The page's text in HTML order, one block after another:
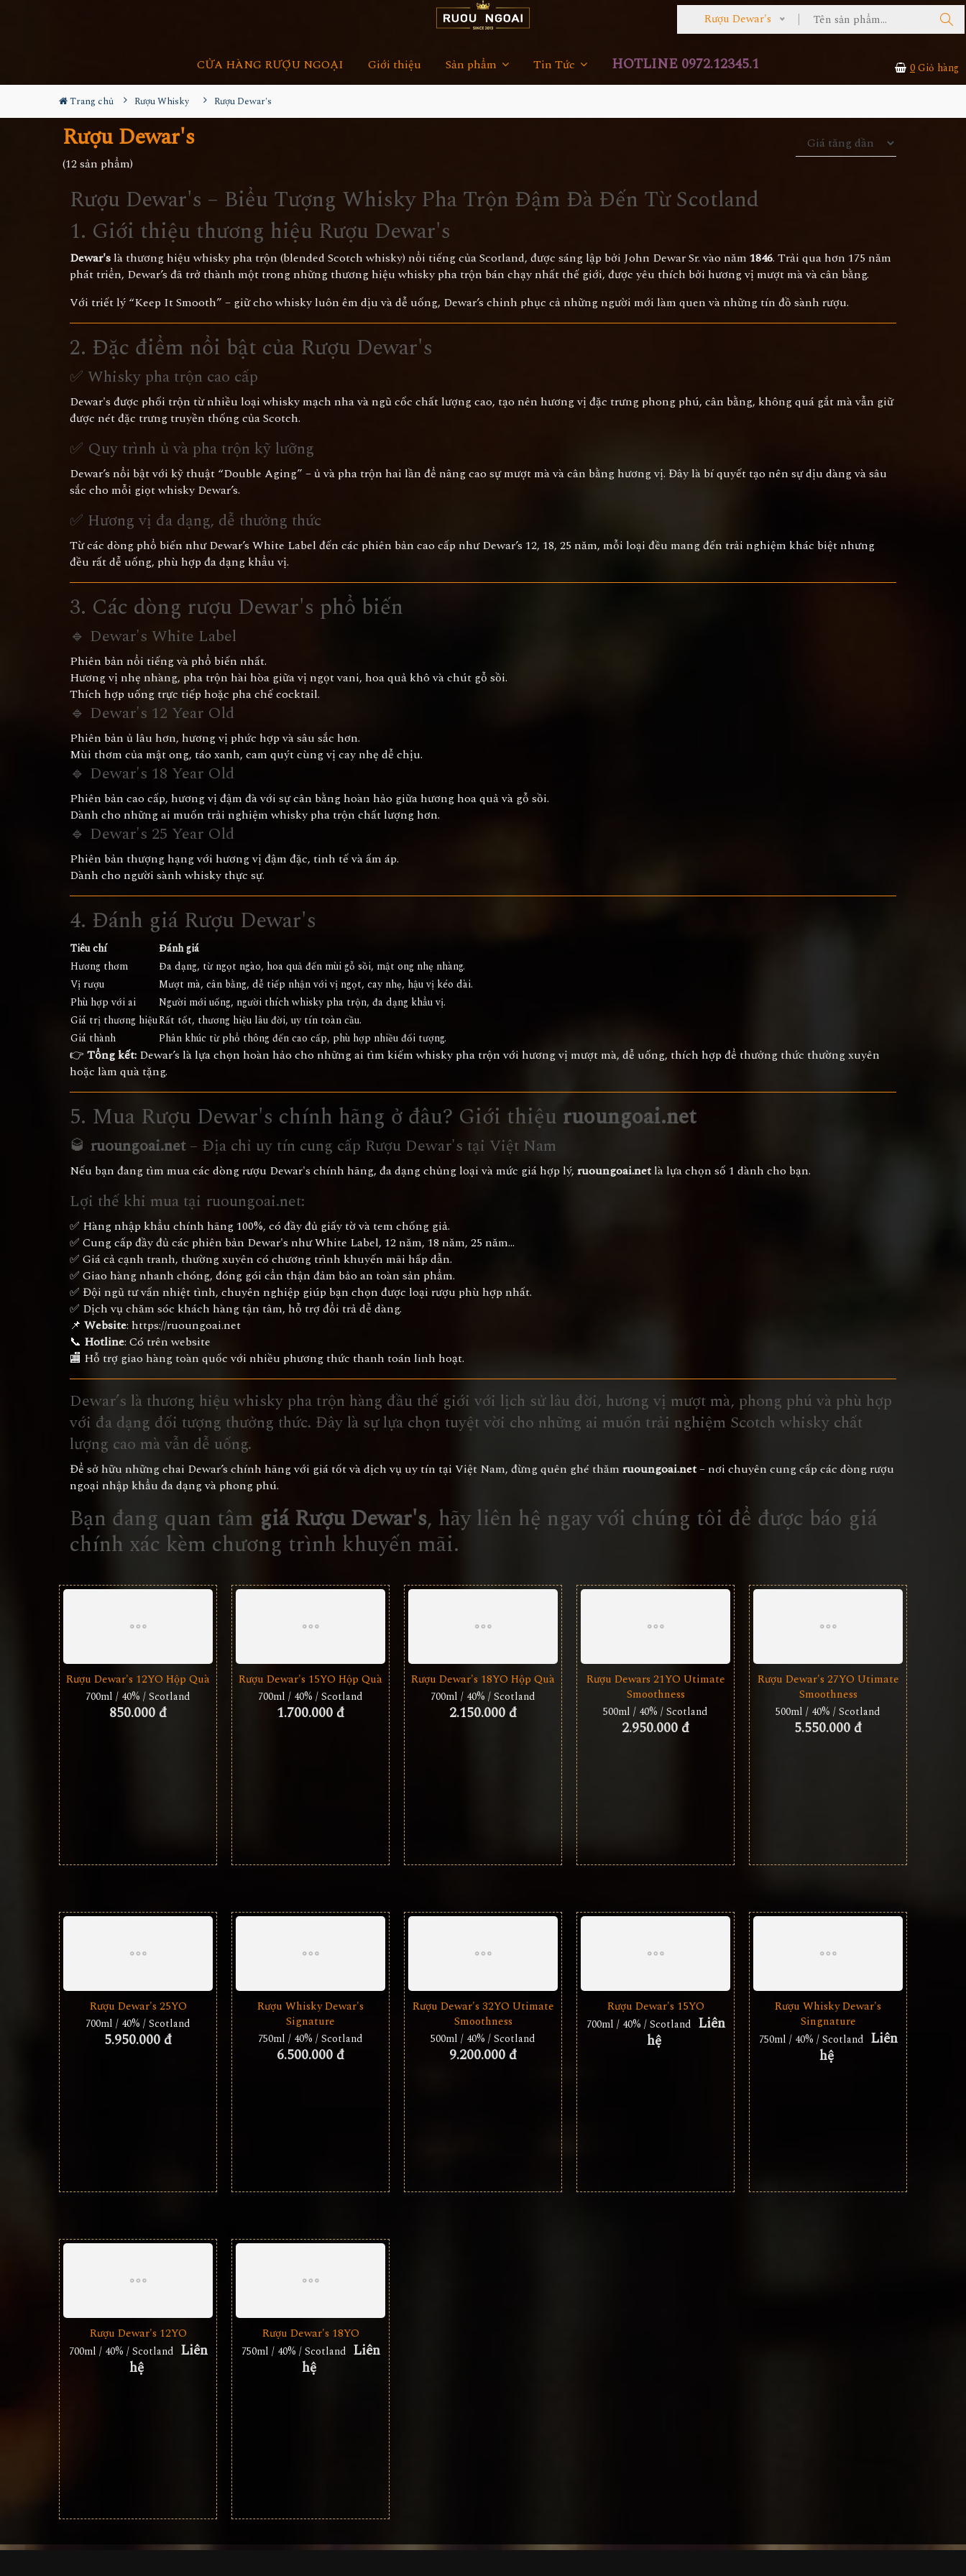
Rượu Dewar's
CỬA HÀNG RƯỢU NGOẠI Giới thiệu Sản phẩm Tin Tức HOTLINE 0972.12345.1 0Giỏ hàng
Trang chủ Rượu Whisky Rượu Dewar's
Rượu Dewar's
(12 sản phẩm)
Rượu Dewar's – Biểu Tượng Whisky Pha Trộn Đậm Đà Đến Từ Scotland
1. Giới thiệu thương hiệu Rượu Dewar's
Dewar'slà thương hiệu whisky pha trộn (blended Scotch whisky) nổi tiếng của Scotland, được sáng lập bởi John Dewar Sr. vào năm 1846. Trải qua hơn 175 năm
phát triển, Dewar’s đã trở thành một trong những thương hiệu whisky pha trộn bán chạy nhất thế giới, được yêu thích bởi hương vị mượt mà và cân bằng.
Với triết lý “Keep It Smooth” – giữ cho whisky luôn êm dịu và dễ uống, Dewar’s chinh phục cả những người mới làm quen và những tín đồ sành rượu.
2. Đặc điểm nổi bật của Rượu Dewar's
✅ Whisky pha trộn cao cấp
Dewar's được phối trộn từ nhiều loại whisky mạch nha và ngũ cốc chất lượng cao, tạo nên hương vị đặc trưng phong phú, cân bằng, không quá gắt mà vẫn giữ
được nét đặc trưng truyền thống của Scotch.
✅ Quy trình ủ và pha trộn kỹ lưỡng
Dewar’s nổi bật với kỹ thuật “Double Aging” – ủ và pha trộn hai lần để nâng cao sự mượt mà và cân bằng hương vị. Đây là bí quyết tạo nên sự dịu dàng và sâu
sắc cho mỗi giọt whisky Dewar’s.
✅ Hương vị đa dạng, dễ thưởng thức
Từ các dòng phổ biến như Dewar’s White Label đến các phiên bản cao cấp như Dewar’s 12, 18, 25 năm, mỗi loại đều mang đến trải nghiệm khác biệt nhưng
đều rất dễ uống, phù hợp đa dạng khẩu vị.
3. Các dòng rượu Dewar's phổ biến
🔹 Dewar's White Label
Phiên bản nổi tiếng và phổ biến nhất.
Hương vị nhẹ nhàng, pha trộn hài hòa giữa vị ngọt vani, hoa quả khô và chút gỗ sồi.
Thích hợp uống trực tiếp hoặc pha chế cocktail.
🔹 Dewar's 12 Year Old
Phiên bản ủ lâu hơn, hương vị phức hợp và sâu sắc hơn.
Mùi thơm của mật ong, táo xanh, cam quýt cùng vị cay nhẹ dễ chịu.
🔹 Dewar's 18 Year Old
Phiên bản cao cấp, hương vị đậm đà với sự cân bằng hoàn hảo giữa hương hoa quả và gỗ sồi.
Dành cho những ai muốn trải nghiệm whisky pha trộn chất lượng hơn.
🔹 Dewar's 25 Year Old
Phiên bản thượng hạng với hương vị đậm đặc, tinh tế và ấm áp.
Dành cho người sành whisky thực sự.
4. Đánh giá Rượu Dewar's
Tiêu chí
Đánh giá
Hương thơm
Đa dạng, từ ngọt ngào, hoa quả đến mùi gỗ sồi, mật ong nhẹ nhàng.
Vị rượu
Mượt mà, cân bằng, dễ tiếp nhận với vị ngọt, cay nhẹ, hậu vị kéo dài.
Phù hợp với ai
Người mới uống, người thích whisky pha trộn, đa dạng khẩu vị.
Giá trị thương hiệuRất tốt, thương hiệu lâu đời, uy tín toàn cầu.
Giá thành
Phân khúc từ phổ thông đến cao cấp, phù hợp nhiều đối tượng.
👉 Tổng kết: Dewar’s là lựa chọn hoàn hảo cho những ai tìm kiếm whisky pha trộn với hương vị mượt mà, dễ uống, thích hợp để thưởng thức thường xuyên
hoặc làm quà tặng.
5. Mua Rượu Dewar's chính hãng ở đâu? Giới thiệu ruoungoai.net
🥃 ruoungoai.net– Địa chỉ uy tín cung cấp Rượu Dewar's tại Việt Nam
Nếu bạn đang tìm mua các dòng rượu Dewar's chính hãng, đa dạng chủng loại và mức giá hợp lý, ruoungoai.netlà lựa chọn số 1 dành cho bạn.
Lợi thế khi mua tại ruoungoai.net:
✅ Hàng nhập khẩu chính hãng 100%, có đầy đủ giấy tờ và tem chống giả.
✅ Cung cấp đầy đủ các phiên bản Dewar's như White Label, 12 năm, 18 năm, 25 năm…
✅ Giá cả cạnh tranh, thường xuyên có chương trình khuyến mãi hấp dẫn.
✅ Giao hàng nhanh chóng, đóng gói cẩn thận đảm bảo an toàn sản phẩm.
✅ Đội ngũ tư vấn nhiệt tình, chuyên nghiệp giúp bạn chọn được loại rượu phù hợp nhất.
✅ Dịch vụ chăm sóc khách hàng tận tâm, hỗ trợ đổi trả dễ dàng.
📌 Website: https://ruoungoai.net
📞 Hotline: Có trên website
🏬 Hỗ trợ giao hàng toàn quốc với nhiều phương thức thanh toán linh hoạt.
Dewar’s là thương hiệu whisky pha trộn hàng đầu thế giới với lịch sử lâu đời, hương vị mượt mà, phong phú và phù hợp
với đa dạng đối tượng thưởng thức. Đây là sự lựa chọn tuyệt vời cho những ai muốn trải nghiệm Scotch whisky chất
lượng cao mà vẫn dễ uống.
Để sở hữu những chai Dewar’s chính hãng với giá tốt và dịch vụ uy tín tại Việt Nam, đừng quên ghé thăm ruoungoai.net– nơi chuyên cung cấp các dòng rượu
ngoại nhập khẩu đa dạng và phong phú.
Bạn đang quan tâm giá Rượu Dewar's, hãy liên hệ ngay với chúng tôi để được báo giá
chính xác kèm chương trình khuyến mãi.
Rượu Dewar's 12YO Hộp Quà
700ml / 40% / Scotland
850.000 đ
Rượu Dewar's 15YO Hộp Quà
700ml / 40% / Scotland
1.700.000 đ
Rượu Dewar's 18YO Hộp Quà
700ml / 40% / Scotland
2.150.000 đ
Rượu Dewars 21YO Utimate
Smoothness
500ml / 40% / Scotland
2.950.000 đ
Rượu Dewar's 27YO Utimate
Smoothness
500ml / 40% / Scotland
5.550.000 đ
Rượu Whisky Dewar's
Signature
750ml / 40% / Scotland
6.500.000 đ
Rượu Dewar's 15YO
700ml / 40% / Scotland Liên
hệ
Rượu Whisky Dewar's
Singnature
750ml / 40% / Scotland Liên
hệ
Rượu Dewar's 12YO
700ml / 40% / Scotland Liên
hệ
Rượu Dewar's 18YO
750ml / 40% / Scotland Liên
hệ